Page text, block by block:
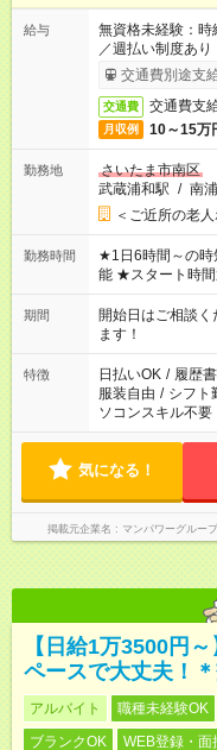
給与
無資格未経験：
／週払い制度あ
了次第のお支払い
交通費別途支
交通費 交通費支
月収例 10～15万
勤務地
さいたま市南区
武蔵浦和駅 / 南
＜ご近所の老
勤務時間
★1日6時間～の時短シフトOK ★もち
能 ★スタート時間
20:00 など 残業なし！ ※Wワークの場合、他のお
週40時間超の就
間以上勤務は社
（日雇い派遣の
案内が難しい場合
期間
開始日はご相談
ます！
特徴 日払いOK / 履歴
服装自由 / シフト
ソコンスキル不要
気になる！
掲載元企業名 マンパワーグルー
【日給1万3500円
ペースで大丈夫！＊
アルバイト 職種未経験OK
ブランクOK
WEB登録・面